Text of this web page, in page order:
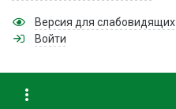
Версия для слабовидящих
Войти